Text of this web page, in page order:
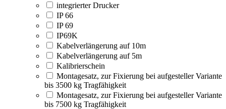
integrierter Drucker
IP 66
IP 69
IP69K
Kabelverlängerung auf 10m
Kabelverlängerung auf 5m
Kalibrierschein
Montagesatz, zur Fixierung bei aufgesteller Variante
bis 3500 kg Tragfähigkeit
Montagesatz, zur Fixierung bei aufgesteller Variante
bis 7500 kg Tragfähigkeit